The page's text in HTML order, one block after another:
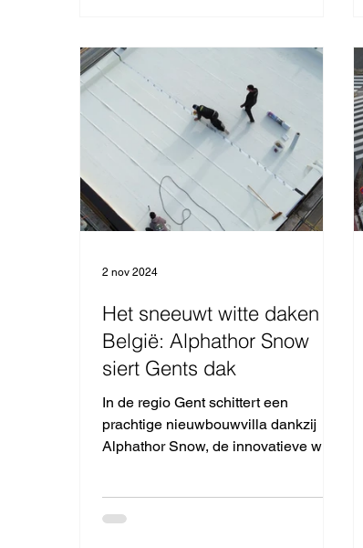
Het sneeuwt witte daken in
België: Alphathor Snow
siert Gents dak
In de regio Gent schittert een
prachtige nieuwbouwvilla dankzij
Alphathor Snow, de innovatieve witte
2 nov 2024